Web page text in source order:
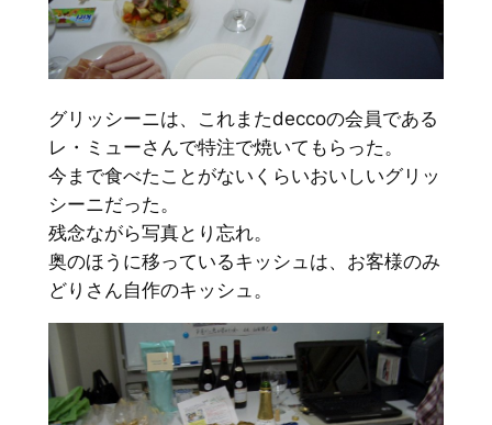
グリッシーニは、これまたdeccoの会員である
レ・ミューさんで特注で焼いてもらった。
今まで食べたことがないくらいおいしいグリッ
シーニだった。
残念ながら写真とり忘れ。
奥のほうに移っているキッシュは、お客様のみ
どりさん自作のキッシュ。